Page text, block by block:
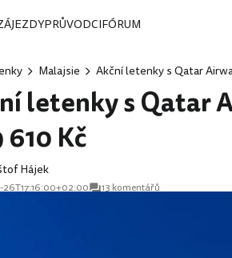
PRŮVODCIFÓRUM
Malajsie Akční letenky s Qatar
letenky s Qatar
610 Kč
Hájek
26T17:16:00+02:00 13 komentářů